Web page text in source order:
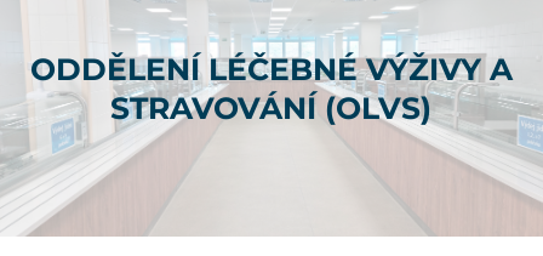
ODDĚLENÍ LÉČEBNÉ VÝŽIVY A
STRAVOVÁNÍ (OLVS)